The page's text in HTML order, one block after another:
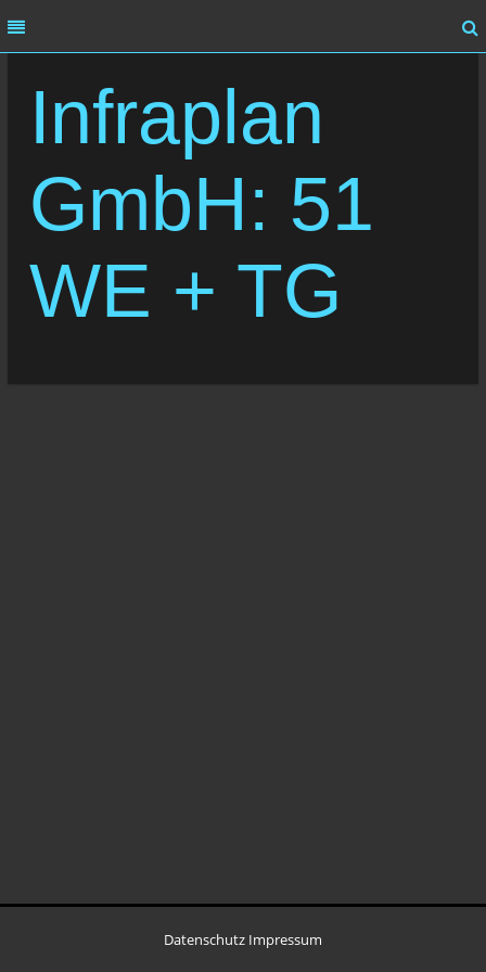
MENU
HOME
LEISTUNG
KARRIERE
MENU
Infraplan
GmbH: 51
WE + TG
Datenschutz Impressum